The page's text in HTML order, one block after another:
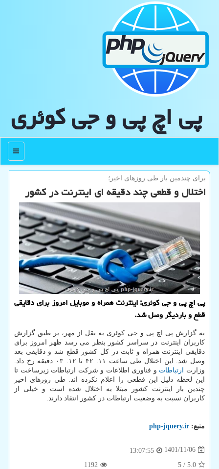
پی اچ پی و جی كوئری
منو
برای چندمین بار طی روزهای اخیر؛
اختلال و قطعی چند دقیقه ای اینترنت در کشور
پی اچ پی و جی کوئری: اینترنت همراه و موبایل امروز برای دقایقی
قطع و باردیگر وصل شد.
به گزارش پی اچ پی و جی کوئری به نقل از مهر، بر طبق گزارش
کاربران اینترنت در سراسر کشور بنظر می رسد ظهر امروز برای
دقایقی اینترنت همراه و ثابت در کل کشور قطع شد و دقایقی بعد
وصل شد. این اختلال طی ساعت ۱۱: ۴۲ تا ۱۲: ۰۳ دقیقه رخ داد.
وزارت
ارتباطات و فناوری اطلاعات و شرکت ارتباطات زیرساخت تا
این لحظه دلیل این قطعی را اعلام نکرده اند. طی روزهای اخیر
چندین بار اینترنت کشور مبتلا به اختلال شده است و خیلی از
کاربران نسبت به وضعیت ارتباطات در کشور انتقاد دارند.
منبع: php-jquery.ir
1401/11/06
13:07:55
5.0
/
5
1192